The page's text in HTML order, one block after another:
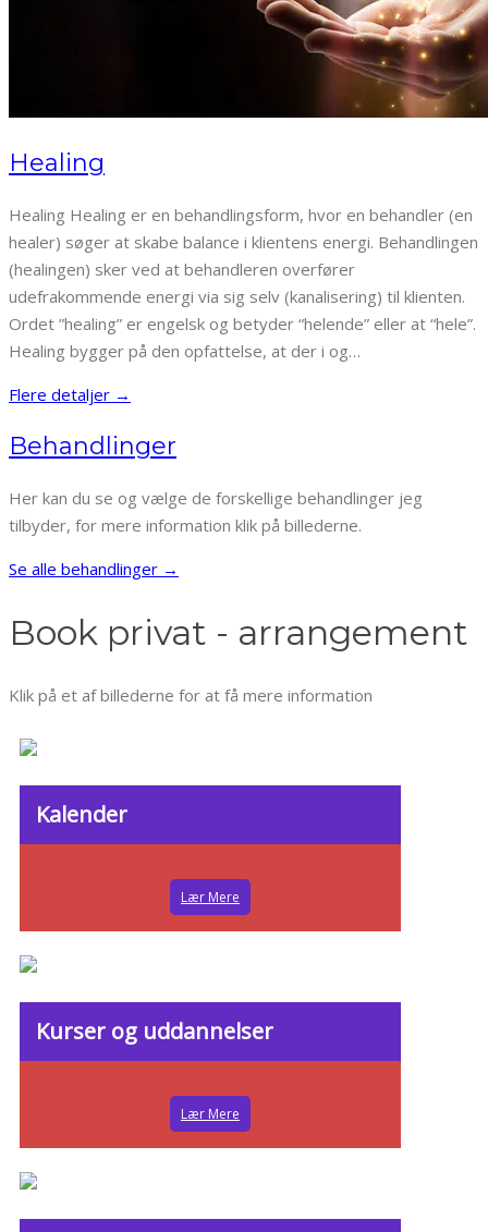
Healing
Healing Healing er en behandlingsform, hvor en behandler (en
healer) søger at skabe balance i klientens energi. Behandlingen
(healingen) sker ved at behandleren overfører
udefrakommende energi via sig selv (kanalisering) til klienten.
Ordet ”healing” er engelsk og betyder “helende” eller at “hele”.
Healing bygger på den opfattelse, at der i og…
Flere detaljer →
Behandlinger
Her kan du se og vælge de forskellige behandlinger jeg
tilbyder, for mere information klik på billederne.
Se alle behandlinger →
Book privat - arrangement
Klik på et af billederne for at få mere information
Kalender
Lær Mere
Kurser og uddannelser
Lær Mere